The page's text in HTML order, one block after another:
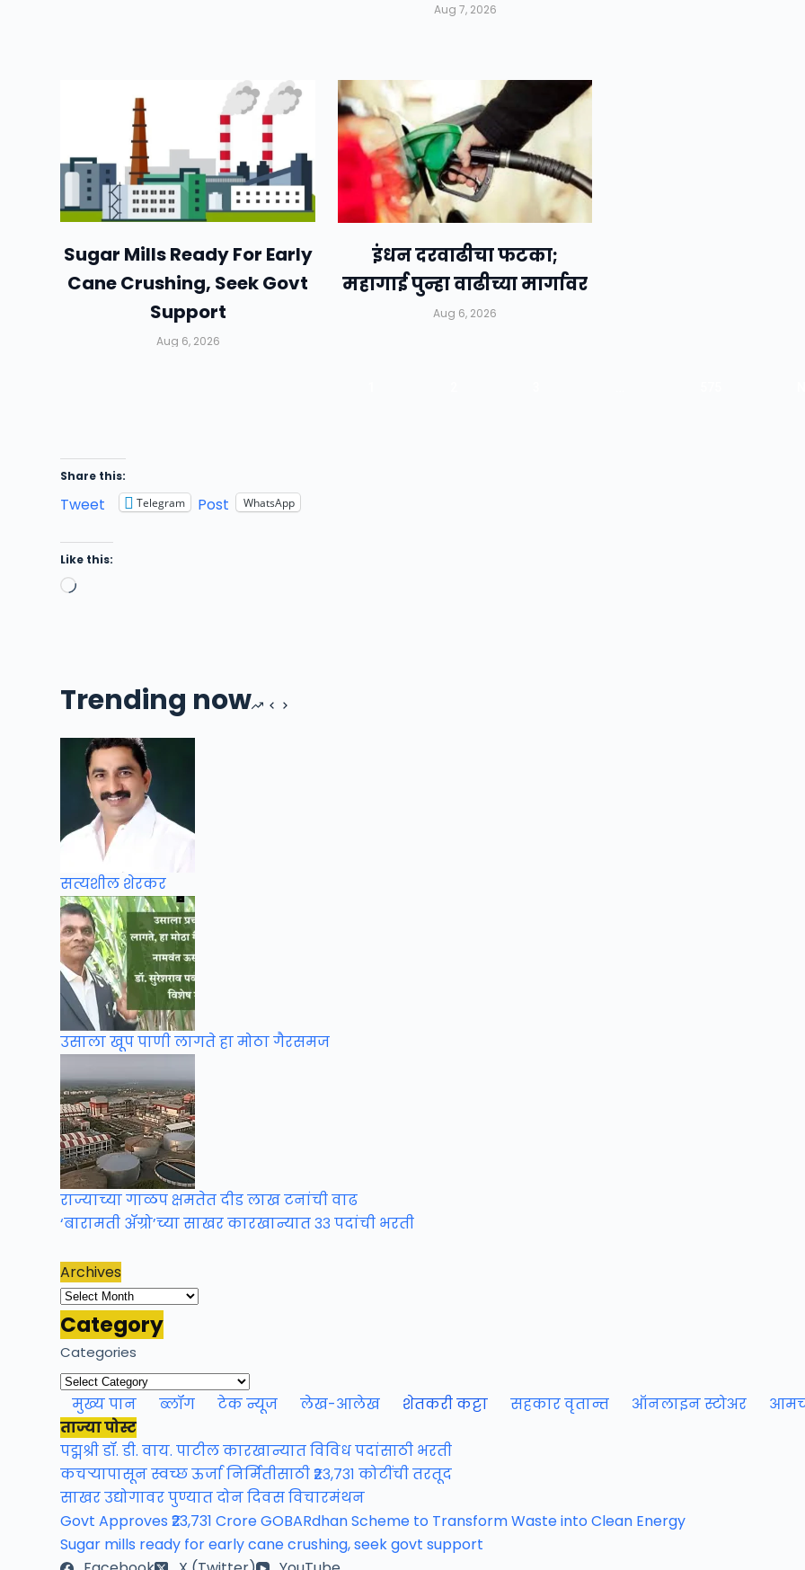
Aug 7, 2026
Sugar Mills Ready For Early
Cane Crushing, Seek Govt
Support
Aug 6, 2026
इंधन दरवाढीचा फटका;
महागाई पुन्हा वाढीच्या मार्गावर
Aug 6, 2026
Share this:
Tweet Telegram Post WhatsApp
Like this:
Loading…
Trending now
सत्यशील शेरकर
उसाला खूप पाणी लागते हा मोठा गैरसमज
राज्याच्या गाळप क्षमतेत दीड लाख टनांची वाढ
‘बारामती ॲग्रो’च्या साखर कारखान्यात ३३ पदांची भरती
Archives
Archives
Category
Categories
मुख्य पान ब्लॉग टेक न्यूज लेख-आलेख शेतकरी कट्टा सहकार वृतान्त ऑनलाइन स्टोअर
ताज्या पोस्ट
पद्मश्री डॉ. डी. वाय. पाटील कारखान्यात विविध पदांसाठी भरती
कचऱ्यापासून स्वच्छ ऊर्जा निर्मितीसाठी ₹२३,७३१ कोटींची तरतूद
साखर उद्योगावर पुण्यात दोन दिवस विचारमंथन
Govt Approves ₹23,731 Crore GOBARdhan Scheme to Transform Waste into Clean Energy
Sugar mills ready for early cane crushing, seek govt support